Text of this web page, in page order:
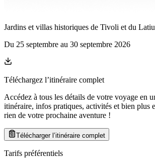
Jardins et villas historiques de Tivoli et du
Du 25 septembre au 30 septembre 2026
Téléchargez l’itinéraire complet
Accédez à tous les détails de votre voyage en
itinéraire, infos pratiques, activités et bien plus
rien de votre prochaine aventure !
Télécharger l’itinéraire complet
Tarifs préférentiels